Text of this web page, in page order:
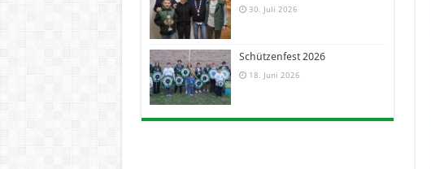
30. Juli 2026
Schützenfest 2026
18. Juni 2026